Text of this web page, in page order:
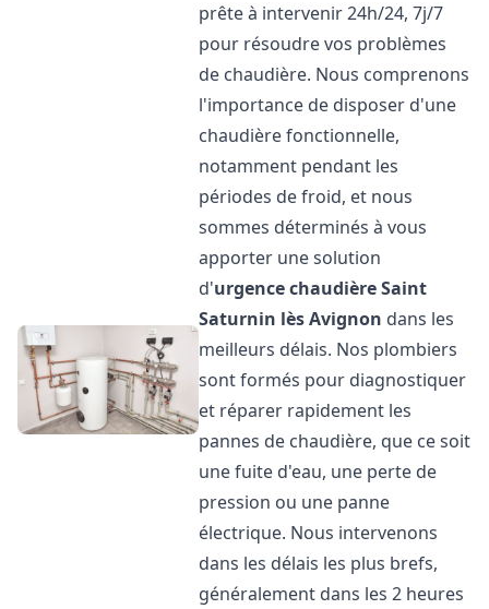
prête à intervenir 24h/24, 7j/7
pour résoudre vos problèmes
de chaudière. Nous comprenons
l'importance de disposer d'une
chaudière fonctionnelle,
notamment pendant les
périodes de froid, et nous
sommes déterminés à vous
apporter une solution
d'urgence chaudièreSaint
Saturnin lès Avignon dans les
meilleurs délais. Nos plombiers
sont formés pour diagnostiquer
et réparer rapidement les
pannes de chaudière, que ce soit
une fuite d'eau, une perte de
pression ou une panne
électrique. Nous intervenons
dans les délais les plus brefs,
généralement dans les 2 heures